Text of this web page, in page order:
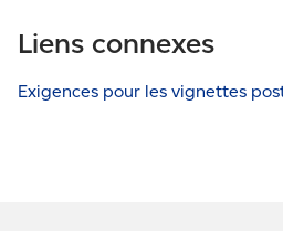
Liens connexes
Exigences pour les vignettes